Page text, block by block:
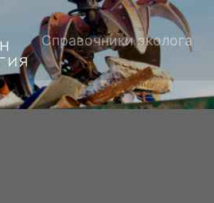
Справочники эколога